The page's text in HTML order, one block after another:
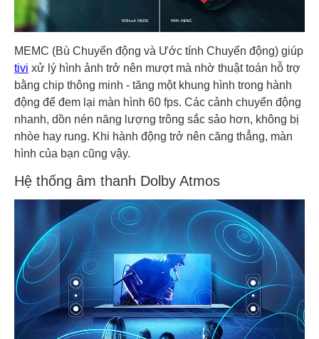
MEMC (Bù Chuyển động và Ước tính Chuyển động) giúp
tivi xử lý hình ảnh trở nên mượt mà nhờ thuật toán hỗ trợ
bằng chip thông minh - tăng một khung hình trong hành
động để đem lại màn hình 60 fps. Các cảnh chuyển động
nhanh, dồn nén năng lượng trông sắc sảo hơn, không bị
nhòe hay rung. Khi hành động trở nên căng thẳng, màn
hình của bạn cũng vậy.
Hệ thống âm thanh Dolby Atmos